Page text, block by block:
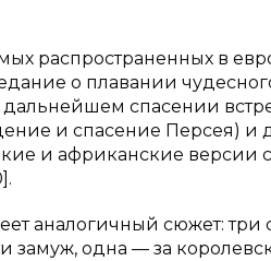
распространенных в
о плавании
спасении
и спасение Персея)
и африканские версии
аналогичный сюжет: три
замуж, одна — за